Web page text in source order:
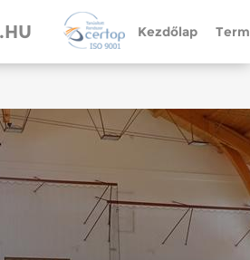
Kezdőlap